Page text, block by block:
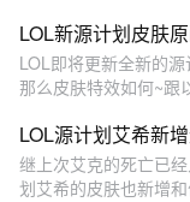
LOL新源计划皮肤
LOL即将更新全新的
那么皮肤特效如何~跟
LOL源计划艾希新
继上次艾克的死亡已
划艾希的皮肤也新增